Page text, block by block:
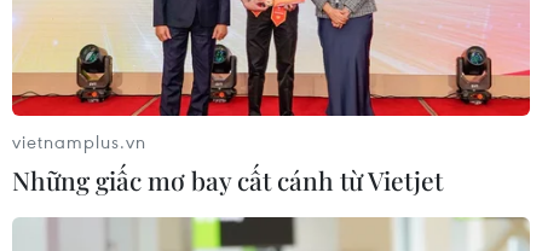
hàng không
07/08/2026 06:46
Cần xử lý dứt điểm việc tập kết gỗ ở
hành lang an toàn giao thông Quốc
lộ 22B
vietnamplus.vn
Những giấc mơ bay cất cánh từ Vietjet